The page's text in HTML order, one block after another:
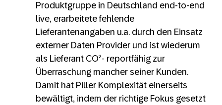
Produktgruppe in Deutschland end-to-end
live, erarbeitete fehlende
Lieferantenangaben u.a. durch den Einsatz
externer Daten Provider und ist wiederum
als Lieferant CO²- reportfähig zur
Überraschung mancher seiner Kunden.
Damit hat Piller Komplexität einerseits
bewältigt, indem der richtige Fokus gesetzt